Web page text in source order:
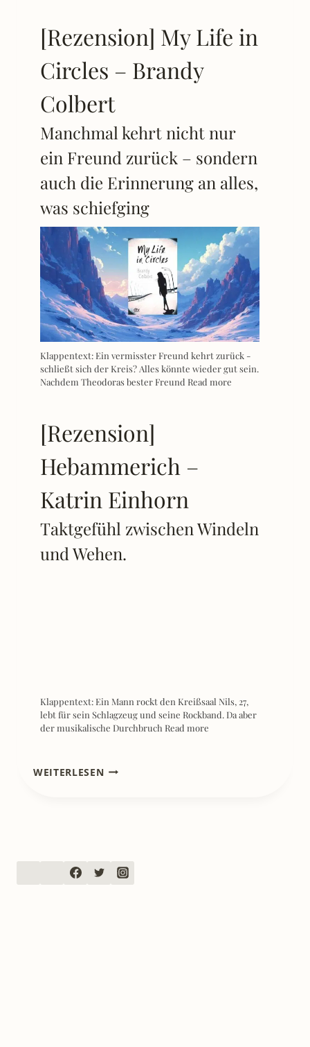
[Rezension] My Life in
Circles – Brandy
Colbert
Manchmal kehrt nicht nur
ein Freund zurück – sondern
auch die Erinnerung an alles,
was schiefging
Klappentext: Ein vermisster Freund kehrt zurück -
schließt sich der Kreis? Alles könnte wieder gut sein.
Nachdem Theodoras bester Freund Read more
[Rezension]
Hebammerich –
Katrin Einhorn
Taktgefühl zwischen Windeln
und Wehen.
Klappentext: Ein Mann rockt den Kreißsaal Nils, 27,
lebt für sein Schlagzeug und seine Rockband. Da aber
der musikalische Durchbruch Read more
WEITERLESEN[KINO]